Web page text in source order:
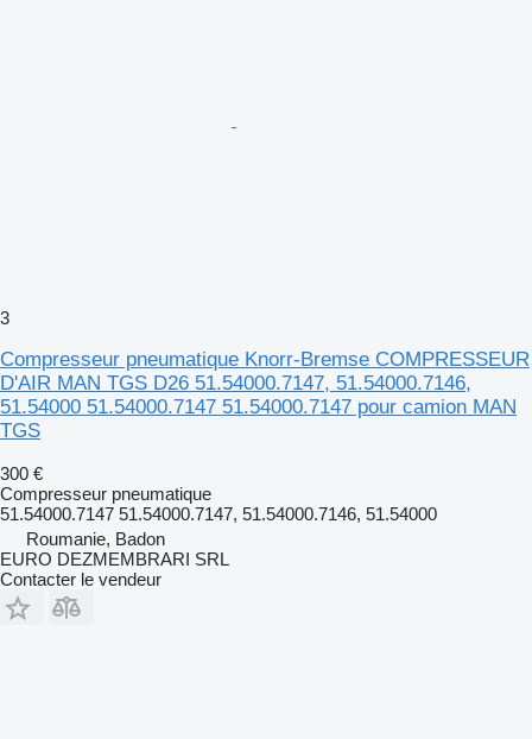
3
Compresseur pneumatique Knorr-Bremse COMPRESSEUR
D'AIR MAN TGS D26 51.54000.7147, 51.54000.7146,
51.54000 51.54000.7147 51.54000.7147 pour camion MAN
TGS
300 €
Compresseur pneumatique
51.54000.7147 51.54000.7147, 51.54000.7146, 51.54000
Roumanie, Badon
EURO DEZMEMBRARI SRL
Contacter le vendeur